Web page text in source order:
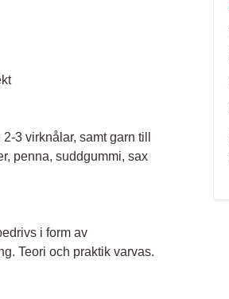
3 virknålar, samt garn till
penna, suddgummi, sax
i form av
Teori och praktik varvas.